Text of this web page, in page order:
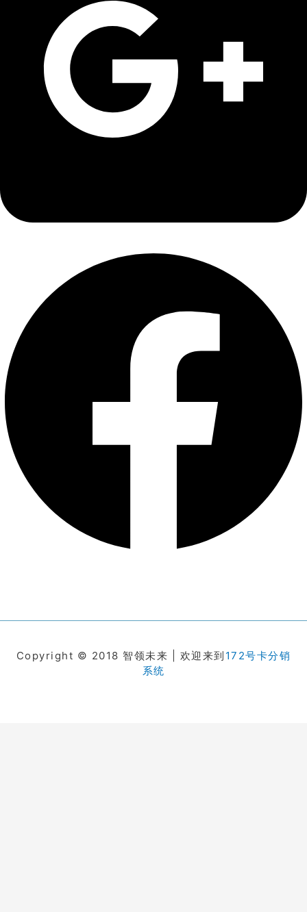
Copyright © 2018 智领未来 | 欢迎来到 172号卡分销
系统